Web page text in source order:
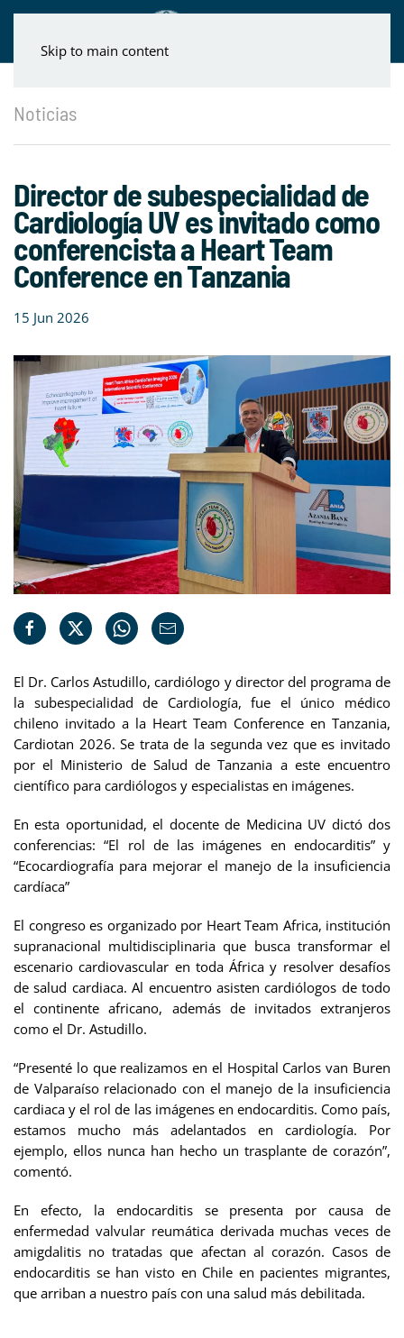
Skip to main content
Noticias
Director de subespecialidad de
Cardiología UV es invitado como
conferencista a Heart Team
Conference en Tanzania
15 Jun 2026
El Dr. Carlos Astudillo, cardiólogo y director del programa de
la subespecialidad de Cardiología, fue el único médico
chileno invitado a la Heart Team Conference en Tanzania,
Cardiotan 2026. Se trata de la segunda vez que es invitado
por el Ministerio de Salud de Tanzania a este encuentro
científico para cardiólogos y especialistas en imágenes.
En esta oportunidad, el docente de Medicina UV dictó dos
conferencias: “El rol de las imágenes en endocarditis” y
“Ecocardiografía para mejorar el manejo de la insuficiencia
cardíaca”
El congreso es organizado por Heart Team Africa, institución
supranacional multidisciplinaria que busca transformar el
escenario cardiovascular en toda África y resolver desafíos
de salud cardiaca. Al encuentro asisten cardiólogos de todo
el continente africano, además de invitados extranjeros
como el Dr. Astudillo.
“Presenté lo que realizamos en el Hospital Carlos van Buren
de Valparaíso relacionado con el manejo de la insuficiencia
cardiaca y el rol de las imágenes en endocarditis. Como país,
estamos mucho más adelantados en cardiología. Por
ejemplo, ellos nunca han hecho un trasplante de corazón”,
comentó.
En efecto, la endocarditis se presenta por causa de
enfermedad valvular reumática derivada muchas veces de
amigdalitis no tratadas que afectan al corazón. Casos de
endocarditis se han visto en Chile en pacientes migrantes,
que arriban a nuestro país con una salud más debilitada.